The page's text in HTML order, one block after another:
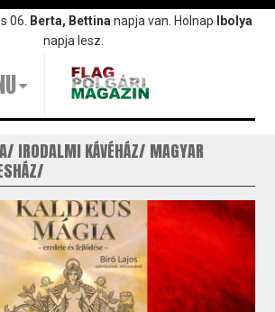
06. Berta, Bettina napja van. Holnap
Ibolya
napja lesz.
IRODALMI KÁVÉHÁZ MAGYAR